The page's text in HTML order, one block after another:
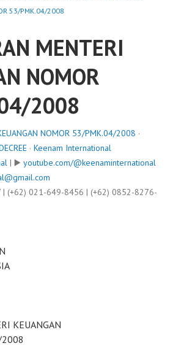
53/PMK.04/2008
MENTERI
NOMOR
2008
NOMOR 53/PMK.04/2008 ·
· Keenam International
| ▶️ youtube.com/@keenaminternational
(+62) 021-649-8456 | (+62) 0852-8276-
KEUANGAN